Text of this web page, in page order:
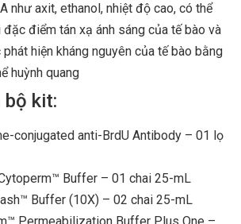
như axit, ethanol, nhiệt độ cao, có thể
đặc điểm tán xạ ánh sáng của tế bào và
phát hiện kháng nguyên của tế bào bằng
huỳnh quang
bộ kit:
conjugated anti-BrdU Antibody – 01 lọ
Buffer – 01 chai 25-mL
Buffer (10X) – 02 chai 25-mL